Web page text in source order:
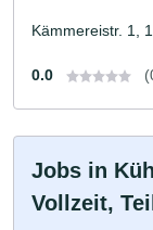
Kämmereistr. 1,
0.0
Jobs in
Vollzeit,